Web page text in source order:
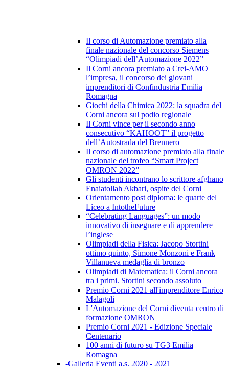
Il corso di Automazione premiato alla
finale nazionale del concorso Siemens
“Olimpiadi dell’Automazione 2022”
Il Corni ancora premiato a Crei-AMO
l’impresa, il concorso dei giovani
imprenditori di Confindustria Emilia
Romagna
Giochi della Chimica 2022: la squadra del
Corni ancora sul podio regionale
Il Corni vince per il secondo anno
consecutivo “KAHOOT” il progetto
dell’Autostrada del Brennero
Il corso di automazione premiato alla finale
nazionale del trofeo “Smart Project
OMRON 2022”
Gli studenti incontrano lo scrittore afghano
Enaiatollah Akbari, ospite del Corni
Orientamento post diploma: le quarte del
Liceo a IntotheFuture
“Celebrating Languages”: un modo
innovativo di insegnare e di apprendere
l’inglese
Olimpiadi della Fisica: Jacopo Stortini
ottimo quinto, Simone Monzoni e Frank
Villanueva medaglia di bronzo
Olimpiadi di Matematica: il Corni ancora
tra i primi. Stortini secondo assoluto
Premio Corni 2021 all'imprenditore Enrico
Malagoli
L'Automazione del Corni diventa centro di
formazione OMRON
Premio Corni 2021 - Edizione Speciale
Centenario
100 anni di futuro su TG3 Emilia
Romagna
-Galleria Eventi a.s. 2020 - 2021